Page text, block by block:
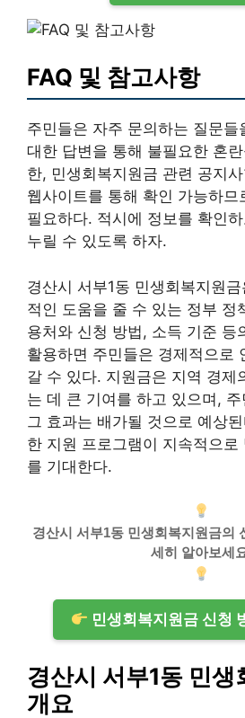
FAQ 및 참고사항
주민들은 자주 문의하는 질문들
대한 답변을 통해 불필요한 혼
한, 민생회복지원금 관련 공지
웹사이트를 통해 확인 가능하므
필요하다. 적시에 정보를 확인
누릴 수 있도록 하자.
경산시 서부1동 민생회복지원
적인 도움을 줄 수 있는 정부 정
용처와 신청 방법, 소득 기준 등
활용하면 주민들은 경제적으로
갈 수 있다. 지원금은 지역 경제
는 데 큰 기여를 하고 있으며,
그 효과는 배가될 것으로 예상
한 지원 프로그램이 지속적으로
를 기대한다.
경산시 서부1동 민생회복지원금의
세히 알아보세
민생회복지원금 신청
경산시 서부1동 민생
개요